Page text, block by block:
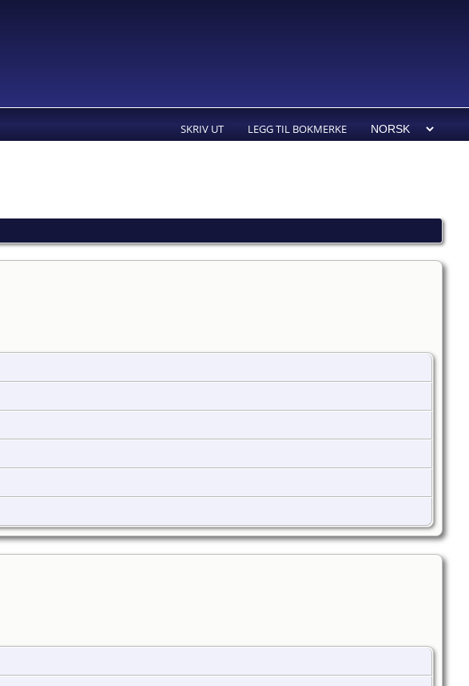
SKRIV UT LEGG TIL BOKMERKE